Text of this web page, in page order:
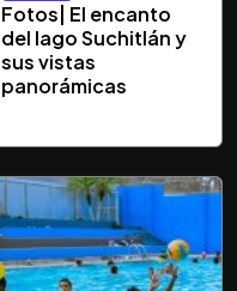
Fotos| El encanto
del lago Suchitlán y
sus vistas
panorámicas